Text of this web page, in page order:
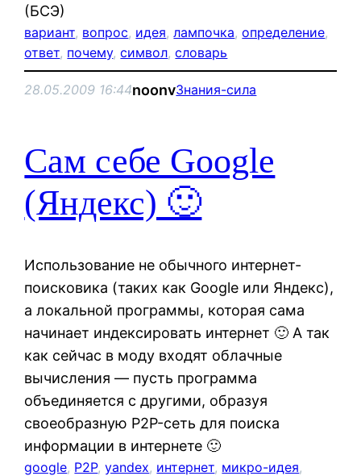
(БСЭ)
вариант, вопрос, идея, лампочка, определение
ответ, почему, символ, словарь
28.05.2009 16:44noonvЗнания-сила
Сам себе Google
(Яндекс) 🙂
Использование не обычного интернет-
поисковика (таких как Google или Яндекс),
а локальной программы, которая сама
начинает индексировать интернет 🙂 А так
как сейчас в моду входят облачные
вычисления — пусть программа
объединяется с другими, образуя
своеобразную P2P-сеть для поиска
информации в интернете 🙂
google, P2P, yandex, интернет, микро-идея